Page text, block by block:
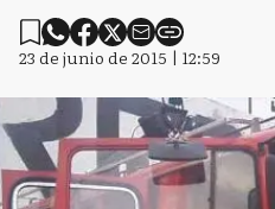
23 de junio de 2015 | 12:59